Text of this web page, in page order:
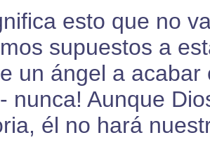
esto que no
supuestos a
un ángel a
- nunca! Aunque
él no hará